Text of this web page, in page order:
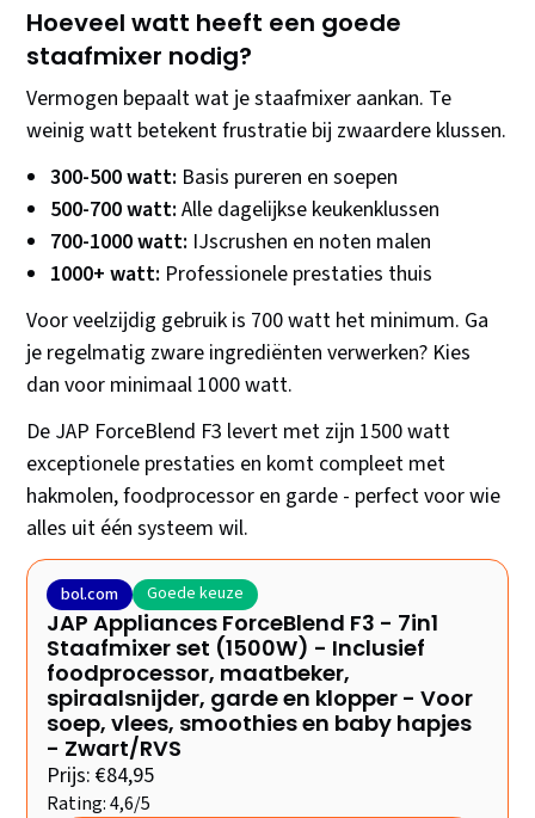
Hoeveel watt heeft een goede
staafmixer nodig?
Vermogen bepaalt wat je staafmixer aankan. Te
weinig watt betekent frustratie bij zwaardere klussen.
300-500 watt: Basis pureren en soepen
500-700 watt: Alle dagelijkse keukenklussen
700-1000 watt: IJscrushen en noten malen
1000+ watt: Professionele prestaties thuis
Voor veelzijdig gebruik is 700 watt het minimum. Ga
je regelmatig zware ingrediënten verwerken? Kies
dan voor minimaal 1000 watt.
De JAP ForceBlend F3 levert met zijn 1500 watt
exceptionele prestaties en komt compleet met
hakmolen, foodprocessor en garde - perfect voor wie
alles uit één systeem wil.
bol.com Goede keuze
JAP Appliances ForceBlend F3 - 7in1
Staafmixer set (1500W) - Inclusief
foodprocessor, maatbeker,
spiraalsnijder, garde en klopper - Voor
soep, vlees, smoothies en baby hapjes
- Zwart/RVS
Prijs: €84,95
Rating: 4,6/5